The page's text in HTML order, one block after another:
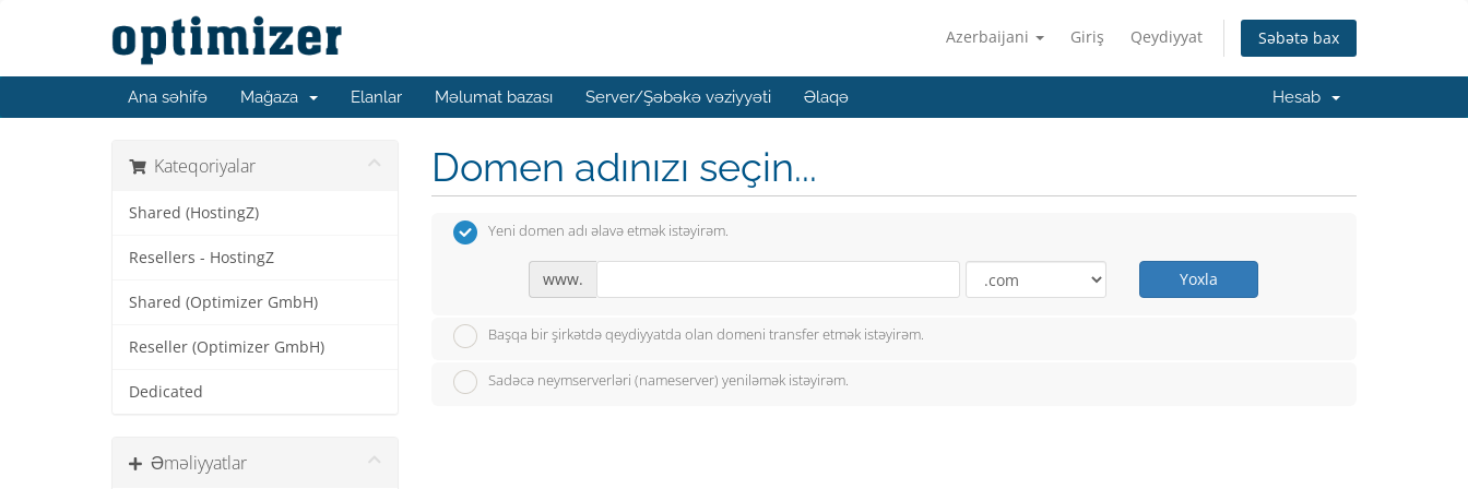
Azerbaijani Giriş Qeydiyyat Səbətə bax
Ana səhifə Mağaza Elanlar Məlumat bazası Server/Şəbəkə vəziyyəti Əlaqə Hesab
Kateqoriyalar
Shared (HostingZ)
Resellers - HostingZ
Shared (Optimizer GmbH)
Reseller (Optimizer GmbH)
Dedicated
Əməliyyatlar
Domen adınızı seçin...
Yeni domen adı əlavə etmək istəyirəm.
www. Yoxla
Başqa bir şirkətdə qeydiyyatda olan domeni transfer etmək istəyirəm.
Sadəcə neymserverləri (nameserver) yeniləmək istəyirəm.